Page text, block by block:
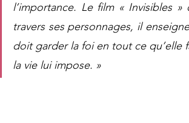
l’importance. Le film « Invisibles
travers ses personnages, il
doit garder la foi en tout ce qu’elle
la vie lui impose. »